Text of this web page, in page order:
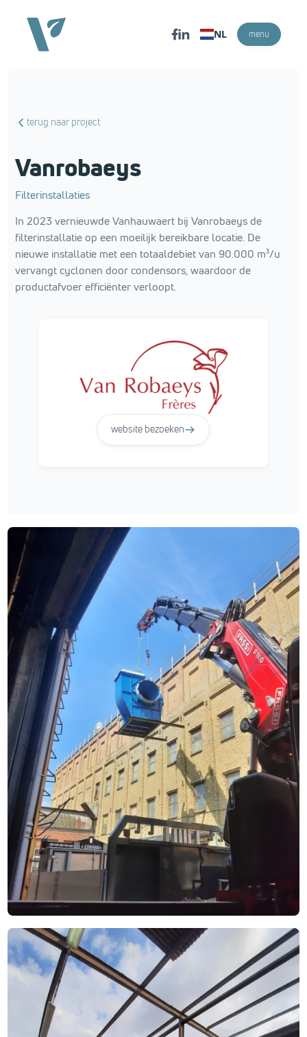
NL menu
terug naar project
Vanrobaeys
Filterinstallaties
In 2023 vernieuwde Vanhauwaert bij Vanrobaeys de
filterinstallatie op een moeilijk bereikbare locatie. De
nieuwe installatie met een totaaldebiet van 90.000 m³/u
vervangt cyclonen door condensors, waardoor de
productafvoer efficiënter verloopt.
website bezoeken